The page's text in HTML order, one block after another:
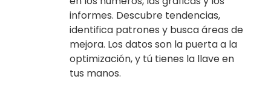
informes. Descubre tendencias,
identifica patrones y busca áreas de
mejora. Los datos son la puerta a la
optimización, y tú tienes la llave en
tus manos.